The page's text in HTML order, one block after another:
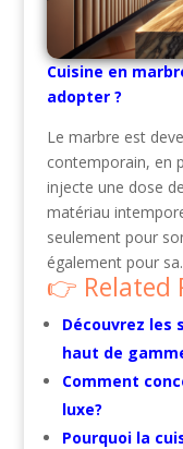
Cuisine en
adopter ?
Le marbre est
contemporain, en
injecte une dose
matériau
seulement pour
également pour
Related
Découvrez les
haut de
Comment
luxe?
Pourquoi la